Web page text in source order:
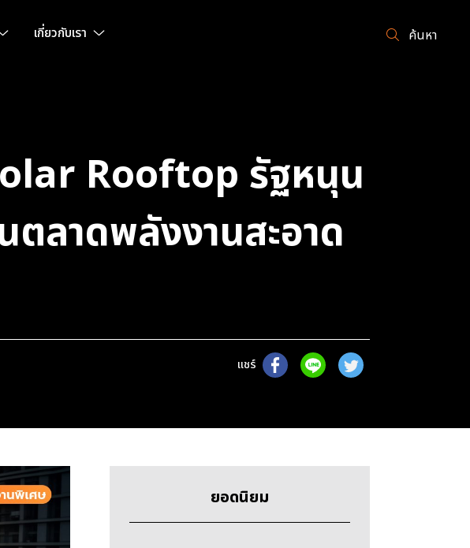
เกี่ยวกับเรา ค้นหา
Rooftop รัฐหนุน
ลาดพลังงานสะอาด
แชร์
ยอดนิยม